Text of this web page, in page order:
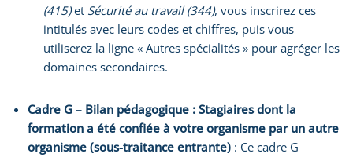
(415)et Sécurité au travail (344), vous inscrirez ces
intitulés avec leurs codes et chiffres, puis vous
utiliserez la ligne « Autres spécialités » pour agréger les
domaines secondaires.
Cadre G – Bilan pédagogique : Stagiaires dont la
formation a été confiée à votre organisme par un autre
organisme (sous-traitance entrante) : Ce cadre G